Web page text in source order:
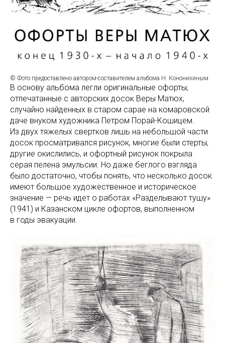
© Фото предоставлено автором-составителем альбома Н. Кононихиным
В основу альбома легли оригинальные офорты,
отпечатанные с авторских досок Веры Матюх,
случайно найденных в старом сарае на комаровской
даче внуком художника Петром Порай-Кошицем.
Из двух тяжелых свертков лишь на небольшой части
досок просматривался рисунок, многие были стерты,
другие окислились, и офортный рисунок покрыла
серая пелена эмульсии. Но даже беглого взгляда
было достаточно, чтобы понять, что несколько досок
имеют большое художественное и историческое
значение — речь идет о работах «Разделывают тушу»
(1941) и Казанском цикле офортов, выполненном
в годы эвакуации.